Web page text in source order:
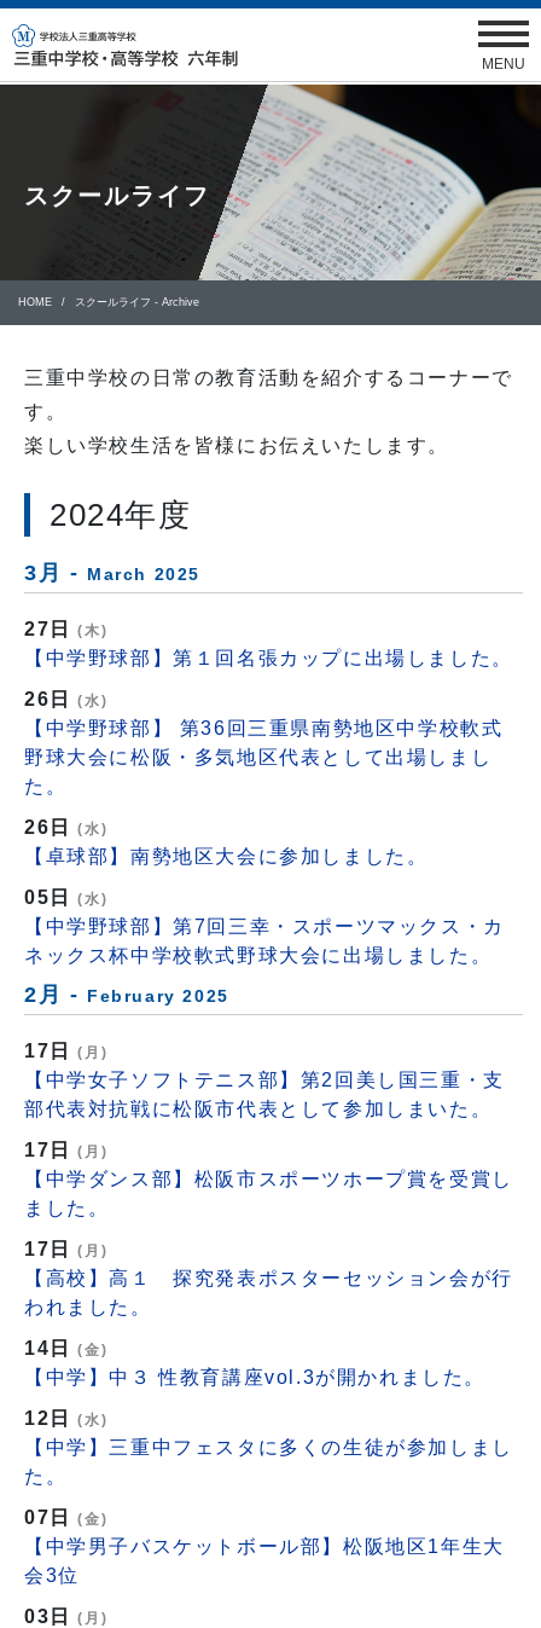
MENU
スクールライフ
HOME スクールライフ - Archive
三重中学校の日常の教育活動を紹介するコーナーで
す。
楽しい学校生活を皆様にお伝えいたします。
2024年度
3月 - March 2025
27日(木)
【中学野球部】第１回名張カップに出場しました。
26日(水)
【中学野球部】 第36回三重県南勢地区中学校軟式
野球大会に松阪・多気地区代表として出場しまし
た。
26日(水)
【卓球部】南勢地区大会に参加しました。
05日(水)
【中学野球部】第7回三幸・スポーツマックス・カ
ネックス杯中学校軟式野球大会に出場しました。
2月 - February 2025
17日(月)
【中学女子ソフトテニス部】第2回美し国三重・支
部代表対抗戦に松阪市代表として参加しまいた。
17日(月)
【中学ダンス部】松阪市スポーツホープ賞を受賞し
ました。
17日(月)
【高校】高１ 探究発表ポスターセッション会が行
われました。
14日(金)
【中学】中３ 性教育講座vol.3が開かれました。
12日(水)
【中学】三重中フェスタに多くの生徒が参加しまし
た。
07日(金)
【中学男子バスケットボール部】松阪地区1年生大
会3位
03日(月)